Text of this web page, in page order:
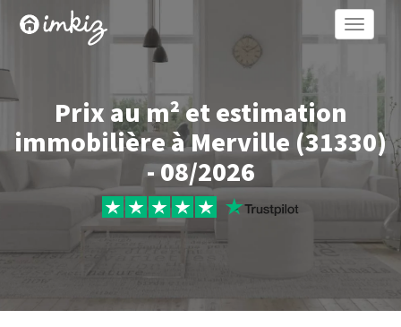
Toggle
Prix au m² et estimation
immobilière à Merville (31330)
- 08/2026